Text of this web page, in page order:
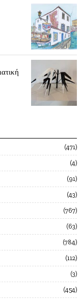
471
4
91
43
767
63
784
112
3
454